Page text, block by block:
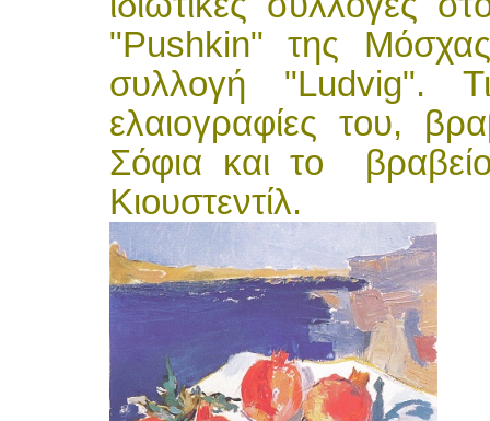
"Pushkin" της
συλλογή "Ludvig".
ελαιογραφίες του,
Σόφια και το
Κιουστεντίλ.